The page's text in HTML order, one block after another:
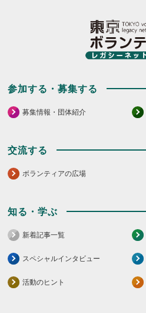
参加する・募集する
募集情報・団体紹介
交流する
ボランティアの広場
知る・学ぶ
新着記事一覧
スペシャルインタビュー
活動のヒント